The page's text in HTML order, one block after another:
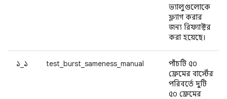
ভ্যালুগুলোকে
ফ্ল্যাগ করার
জন্য রিফ্যাক্টর
করা হয়েছে।
১_১ test_burst_sameness_manual
পাঁচটি ৫০
ফ্রেমের বার্স্টের
পরিবর্তে দুটি
৫০ ফ্রেমের